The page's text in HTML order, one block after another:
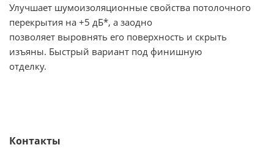
Улучшает шумоизоляционные свойства потолочного
перекрытия на +5 дБ*, а заодно
позволяет выровнять его поверхность и скрыть
изъяны. Быстрый вариант под финишную
отделку.
Контакты